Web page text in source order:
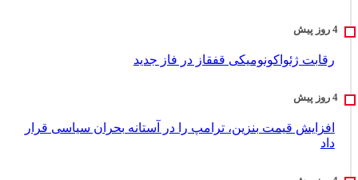
رقابت ژئواکونومیکی قفقاز در فاز جدید
افزایش قیمت بنزین، ترامپ را در آستانه بحران سیاسی قرار
داد